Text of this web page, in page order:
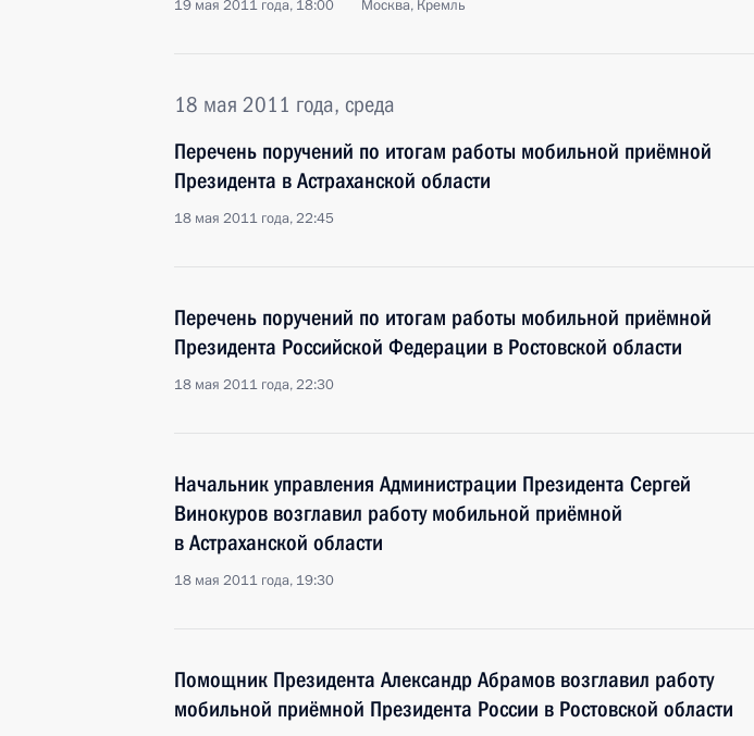
19 мая 2011 года, 18:00 Москва, Кремль
18 мая 2011 года, среда
Перечень поручений по итогам работы мобильной приёмной
Президента в Астраханской области
18 мая 2011 года, 22:45
Перечень поручений по итогам работы мобильной приёмной
Президента Российской Федерации в Ростовской области
18 мая 2011 года, 22:30
Начальник управления Администрации Президента Сергей
Винокуров возглавил работу мобильной приёмной
в Астраханской области
18 мая 2011 года, 19:30
Помощник Президента Александр Абрамов возглавил работу
мобильной приёмной Президента России в Ростовской области